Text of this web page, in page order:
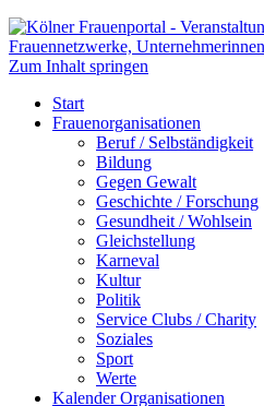
Kölner Frauenportal
Veranstaltungen für
Frauennetzwerke,
Frauenkalender,
Zum Inhalt springen
Start
Frauenorganisationen
Beruf / Selbständigkeit
Bildung
Gegen Gewalt
Geschichte / Forschung
Gesundheit / Wohlsein
Gleichstellung
Karneval
Kultur
Politik
Service Clubs / Charity
Soziales
Sport
Werte
Kalender Organisationen